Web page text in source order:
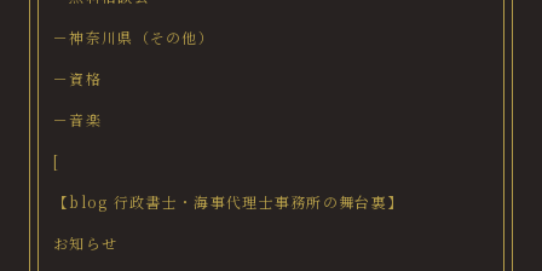
－神奈川県（その他）
－資格
－音楽
[
【blog 行政書士・海事代理士事務所の舞台裏】
お知らせ